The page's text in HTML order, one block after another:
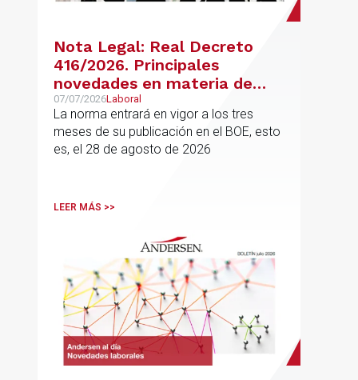
Nota Legal: Real Decreto
416/2026. Principales
novedades en materia de
jubilación flexible y jubilación
demorada
07/07/2026Laboral
La norma entrará en vigor a los tres
meses de su publicación en el BOE, esto
es, el 28 de agosto de 2026
LEER MÁS >>